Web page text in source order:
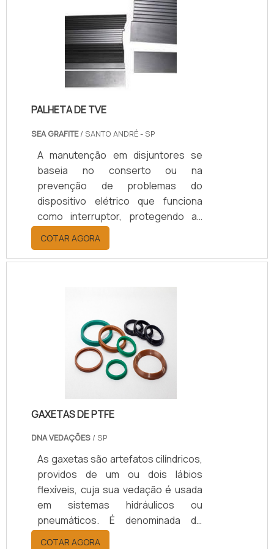
térmica e mecânica. Trabalha em
aplicações estáticas e dinâmicas,
suportando pressões de até 1500
psi em vedações estáticas e até 500
psi em movimento. De fácil
instalação, baixo custo e alta
automotivo, agrícola, siderúrgico,
médico, alimentício e industrial em
PALHETA DE TVE
SEA GRAFITE/ SANTO ANDRÉ - SP
A manutenção em disjuntores se
baseia no conserto ou na
prevenção de problemas do
dispositivo elétrico que funciona
como interruptor, protegendo as
instalações elétricas contra danos
gerados por sobrecargas. Ou seja,
a manutenção é requisitada
residências, a fim de reparos nas
instalações ou evitá-los. CONHEÇA
OS SERVIÇOS DE PREVENÇÃO E
REAÇÃOUma empresa de
manutenção de disjuntor em SP
oferece o serviço.
COTAR AGORA
GAXETAS DE PTFE
DNA VEDAÇÕES / SP
As gaxetas são artefatos cilíndricos,
providos de um ou dois lábios
flexíveis, cuja sua vedação é usada
em sistemas hidráulicos ou
pneumáticos. É denominada de
vedador automático por sua
COTAR AGORA